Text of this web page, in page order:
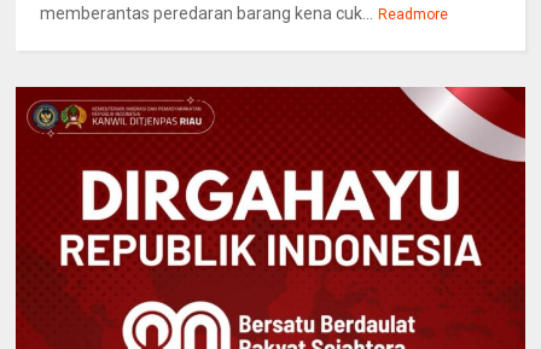
memberantas peredaran barang kena cuk... Readmore